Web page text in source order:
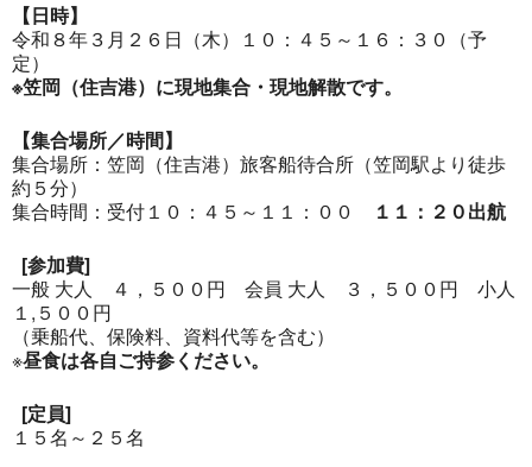
【日時】
令和８年３月２６日（木）１０：４５～１６：３０（予
定）
※笠岡（住吉港）に現地集合・現地解散です。
【集合場所／時間】
集合場所：笠岡（住吉港）旅客船待合所（笠岡駅より徒歩
約５分）
集合時間：受付１０：４５～１１：００
１１：２０出航
[参加費]
一般 大人 ４，５００円 会員 大人 ３，５００円 小人
１,５００円
（乗船代、保険料、資料代等を含む）
※昼食は各自ご持参ください。
[定員]
１５名～２５名